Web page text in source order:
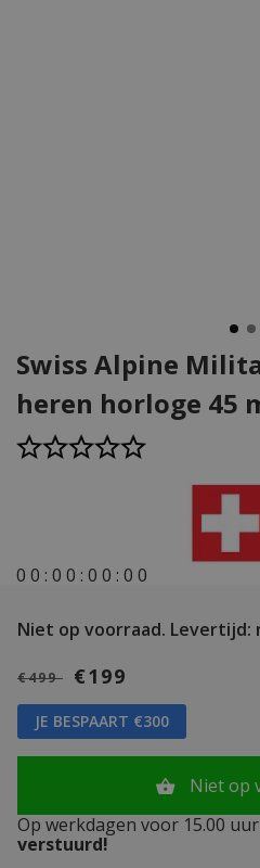
Swiss Alpine
heren horloge 45
0 0 : 0 0 : 0 0 : 0 0
Niet op voorraad. Levertijd:
€499 €199
JE BESPAART €300
Niet op
Op werkdagen voor 15.00
verstuurd!